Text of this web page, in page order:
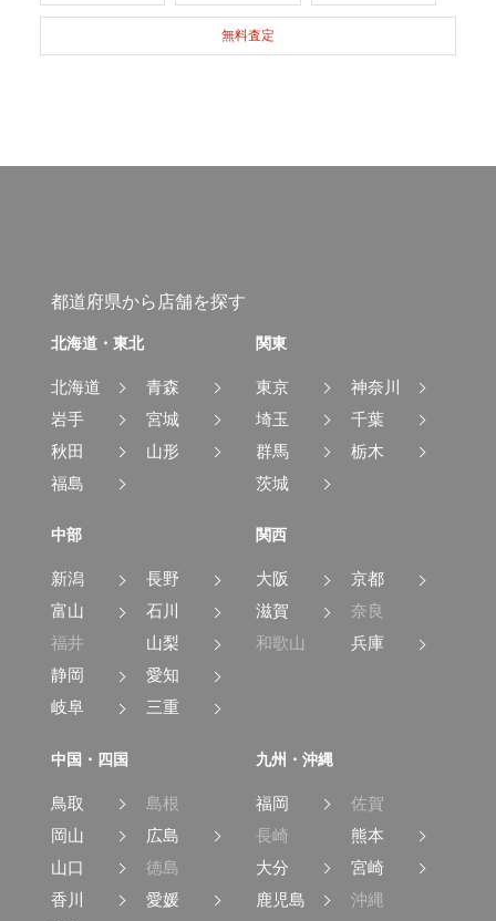
無料査定
都道府県から店舗を探す
北海道・東北
北海道
青森
岩手
宮城
秋田
山形
福島
関東
東京
神奈川
埼玉
千葉
群馬
栃木
茨城
中部
新潟
長野
富山
石川
福井
山梨
静岡
愛知
岐阜
三重
関西
大阪
京都
滋賀
奈良
和歌山
兵庫
中国・四国
鳥取
島根
岡山
広島
山口
徳島
香川
愛媛
九州・沖縄
福岡
佐賀
長崎
熊本
大分
宮崎
鹿児島
沖縄